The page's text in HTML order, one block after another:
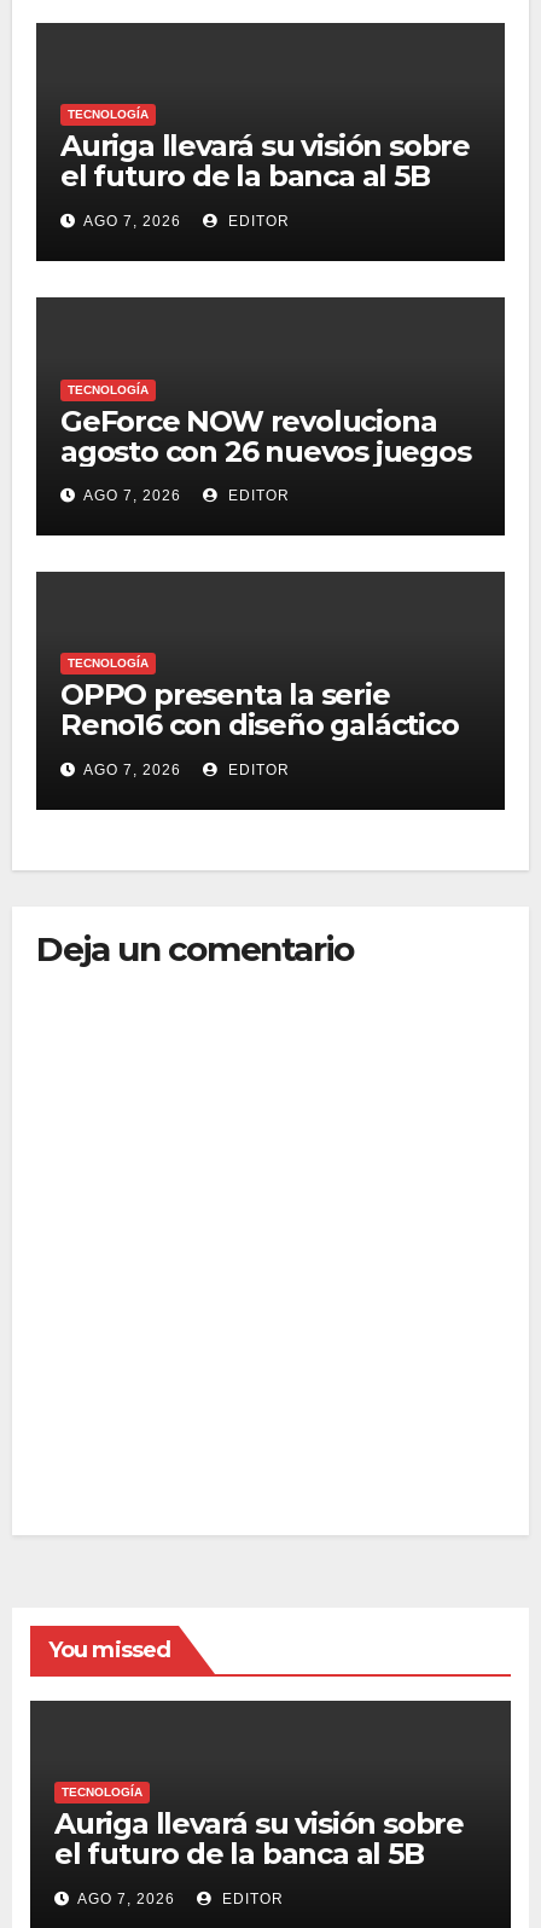
TECNOLOGÍA
Auriga llevará su visión sobre
el futuro de la banca al 5B
Digital Summit 2026
AGO 7, 2026 EDITOR
TECNOLOGÍA
GeForce NOW revoluciona
agosto con 26 nuevos juegos
AGO 7, 2026 EDITOR
TECNOLOGÍA
OPPO presenta la serie
Reno16 con diseño galáctico
3D, zoom retrato pro 3.5x y
selfie ultra gran angular 50
MP
AGO 7, 2026 EDITOR
Deja un comentario
You missed
TECNOLOGÍA
Auriga llevará su visión sobre
el futuro de la banca al 5B
Digital Summit 2026
AGO 7, 2026 EDITOR